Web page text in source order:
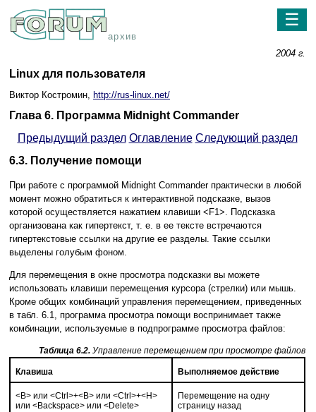
архив
☰
2004 г.
Linux для пользователя
Виктор Костромин, http://rus-linux.net/
Глава 6. Программа Midnight Commander
Предыдущий раздел Оглавление Следующий раздел
6.3. Получение помощи
При работе с программой Midnight Commander практически в любой
момент можно обратиться к интерактивной подсказке, вызов
которой осуществляется нажатием клавиши <F1>. Подсказка
организована как гипертекст, т. е. в ее тексте встречаются
гипертекстовые ссылки на другие ее разделы. Такие ссылки
выделены голубым фоном.
Для перемещения в окне просмотра подсказки вы можете
использовать клавиши перемещения курсора (стрелки) или мышь.
Кроме общих комбинаций управления перемещением, приведенных
в табл. 6.1, программа просмотра помощи воспринимает также
комбинации, используемые в подпрограмме просмотра файлов:
Таблица 6.2. Управление перемещением при просмотре файлов
Клавиша Выполняемое действие
<B> или <Ctrl>+<B> или <Ctrl>+<H>
или <Backspace> или <Delete>
Перемещение на одну
страницу назад